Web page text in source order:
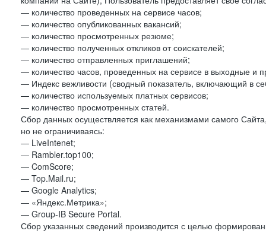
— количество проведенных на сервисе часов;
— количество опубликованных вакансий;
— количество просмотренных резюме;
— количество полученных откликов от соискателей;
— количество отправленных приглашений;
— количество часов, проведенных на сервисе в выходные и
— Индекс вежливости (сводный показатель, включающий в
— количество используемых платных сервисов;
— количество просмотренных статей.
Сбор данных осуществляется как механизмами самого
но не ограничиваясь:
— LiveIntenet;
— Rambler.top100;
— ComScore;
— Top.Mail.ru;
— Google Analytics;
— «Яндекс.Метрика»;
— Group-IB Secure Portal.
Сбор указанных сведений производится с целью